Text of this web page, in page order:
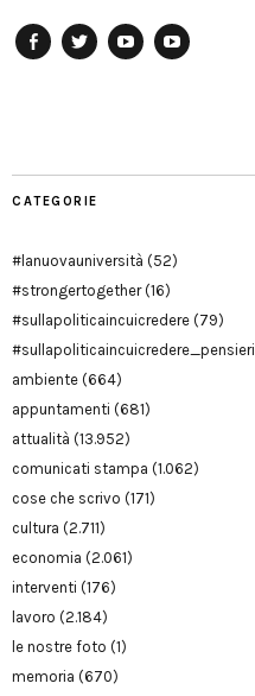
CATEGORIE
#lanuovauniversità (52)
#strongertogether(16)
#sullapoliticaincuicredere (79)
#sullapoliticaincuicredere_pensieri
ambiente (664)
appuntamenti (681)
attualità (13.952)
comunicati stampa (1.062)
cose che scrivo (171)
cultura (2.711)
economia (2.061)
interventi (176)
lavoro (2.184)
le nostre foto (1)
memoria (670)